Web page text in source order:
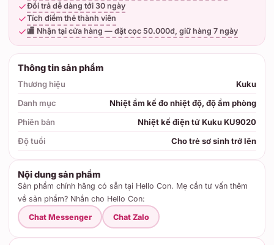
Đổi trả dễ dàng tới 30 ngày
Tích điểm thẻ thành viên
🏬 Nhận tại cửa hàng — đặt cọc 50.000đ, giữ hàng 7 ngày
Thông tin sản phẩm
Thương hiệu
Kuku
Danh mục
Nhiệt ẩm kế đo nhiệt độ, độ ẩm phòng
Phiên bản
Nhiệt kế điện tử Kuku KU9020
Độ tuổi
Cho trẻ sơ sinh trở lên
Nội dung sản phẩm
Sản phẩm chính hãng có sẵn tại Hello Con. Mẹ cần tư vấn thêm
về sản phẩm? Nhắn cho Hello Con:
Chat Messenger
Chat Zalo